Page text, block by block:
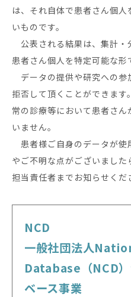
は、それ自体で患者さん個
いものです。
公表される結果は、集計・
患者さん個人を特定可能な形
データの提供や研究への参
拒否して頂くことができます
常の診療等において患者さ
いません。
患者様ご自身のデータが使
やご不明な点がございまし
担当責任者までお知らせくだ
NCD
一般社団法人
Database（NCD
ベース事業